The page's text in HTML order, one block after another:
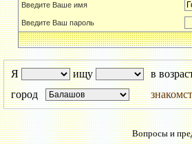
Введите Ваше имя
Введите Ваш пароль
Я ищу в
город
Вопросы и